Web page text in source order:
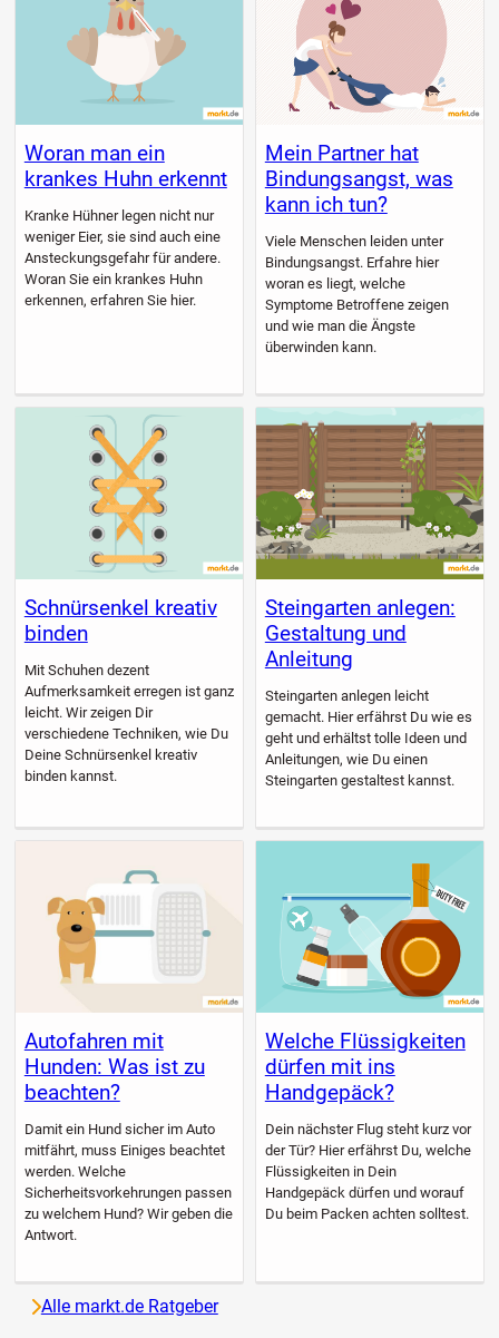
Woran man ein
krankes Huhn erkennt
Kranke Hühner legen nicht nur
weniger Eier, sie sind auch eine
Ansteckungsgefahr für andere.
Woran Sie ein krankes Huhn
erkennen, erfahren Sie hier.
Mein Partner hat
Bindungsangst, was
kann ich tun?
Viele Menschen leiden unter
Bindungsangst. Erfahre hier
woran es liegt, welche
Symptome Betroffene zeigen
und wie man die Ängste
überwinden kann.
Schnürsenkel kreativ
binden
Mit Schuhen dezent
Aufmerksamkeit erregen ist ganz
leicht. Wir zeigen Dir
verschiedene Techniken, wie Du
Deine Schnürsenkel kreativ
binden kannst.
Steingarten anlegen:
Gestaltung und
Anleitung
Steingarten anlegen leicht
gemacht. Hier erfährst Du wie es
geht und erhältst tolle Ideen und
Anleitungen, wie Du einen
Steingarten gestaltest kannst.
Autofahren mit
Hunden: Was ist zu
beachten?
Damit ein Hund sicher im Auto
mitfährt, muss Einiges beachtet
werden. Welche
Sicherheitsvorkehrungen passen
zu welchem Hund? Wir geben die
Antwort.
Welche Flüssigkeiten
dürfen mit ins
Handgepäck?
Dein nächster Flug steht kurz vor
der Tür? Hier erfährst Du, welche
Flüssigkeiten in Dein
Handgepäck dürfen und worauf
Du beim Packen achten solltest.
Alle markt.de Ratgeber